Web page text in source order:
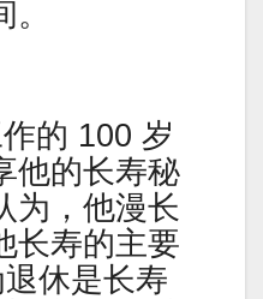
的 100 岁
他的长寿秘
为，他漫长
长寿的主要
休是长寿